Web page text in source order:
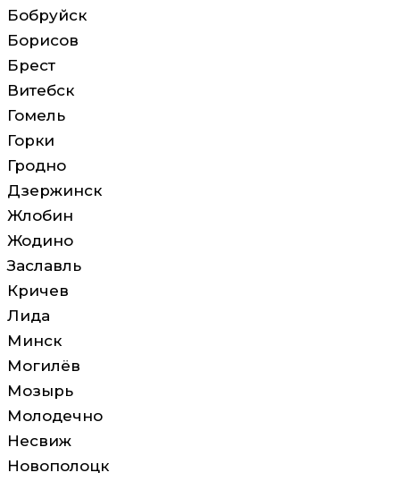
Бобруйск
Борисов
Брест
Витебск
Гомель
Горки
Гродно
Дзержинск
Жлобин
Жодино
Заславль
Кричев
Лида
Минск
Могилёв
Мозырь
Молодечно
Несвиж
Новополоцк